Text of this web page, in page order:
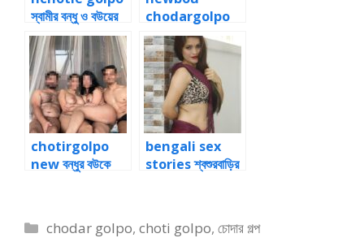
স্বামীর বন্ধু ও বউয়ের
সাথে চোদাচুদি ২
chodargolpo
প্রতিবেশীর সাথে বউ
বদল ৪
chotirgolpo
new বন্ধুর বউকে
bengali sex
stories শ্বশুরবাড়ির
Categories
chodar golpo,choti golpo,চোদার গল্প